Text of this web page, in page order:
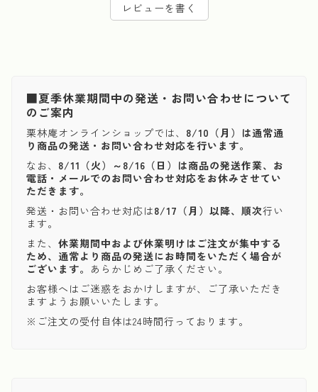
レビューを書く
■夏季休業期間中の発送・お問い合わせについて
のご案内
栗林庵オンラインショップでは、 8/10（月）は通常通
り商品の発送・お問い合わせ対応を行います。
なお、 8/11（火）～8/16（日）は商品の発送作業、お
電話・メールでのお問い合わせ対応をお休みさせてい
ただきます。
発送・お問い合わせ対応は8/17（月）以降、順次行い
ます。
また、 休業期間中および休業明けはご注文が集中する
ため、通常より商品の発送にお時間をいただく場合が
ございます。 あらかじめご了承ください。
お客様へはご迷惑をおかけしますが、ご了承いただき
ますようお願いいたします。
※ご注文の受付自体は24時間行っております。